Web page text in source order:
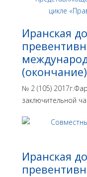
Иранская
(окончание)
№ 2 (105)
заключительной
Иранская